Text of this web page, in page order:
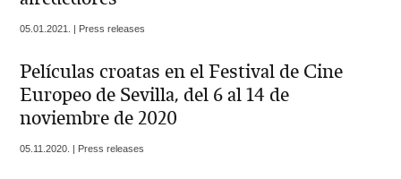
05.01.2021. | Press releases
Películas croatas en el Festival de Cine
Europeo de Sevilla, del 6 al 14 de
noviembre de 2020
05.11.2020. | Press releases